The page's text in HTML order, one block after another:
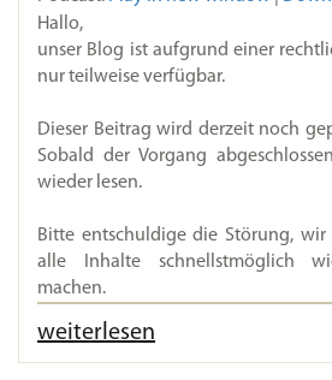
Hallo,
unser Blog ist aufgrund einer
nur teilweise verfügbar.
Dieser Beitrag wird derzeit noch
Sobald der Vorgang
wieder lesen.
Bitte entschuldige die Störung, wir
alle Inhalte schnellstmöglich
machen.
weiterlesen